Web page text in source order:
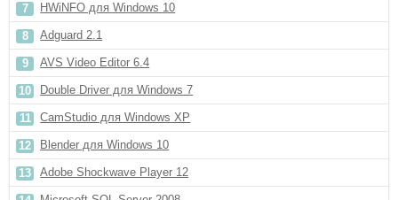
HWiNFO для Windows 10
Adguard 2.1
AVS Video Editor 6.4
Double Driver для Windows 7
CamStudio для Windows XP
Blender для Windows 10
Adobe Shockwave Player 12